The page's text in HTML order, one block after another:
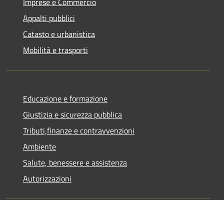
Appalti pubblici
Catasto e urbanistica
Mobilità e trasporti
Educazione e formazione
Giustizia e sicurezza pubblica
Tributi,finanze e contravvenzioni
Ambiente
Salute, benessere e assistenza
Autorizzazioni